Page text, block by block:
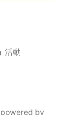
Posted
活動
by